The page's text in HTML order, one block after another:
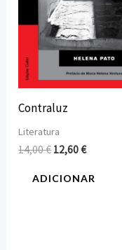
Contraluz
Literatura
14,00€ 12,60€
ADICIONAR